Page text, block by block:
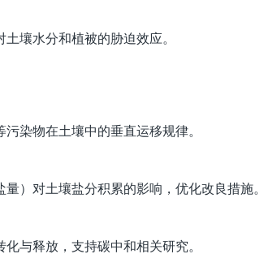
壤水分和植被的胁迫效应。
染物在土壤中的垂直运移规律。
）对土壤盐分积累的影响，优化改良措施。
与释放，支持碳中和相关研究。